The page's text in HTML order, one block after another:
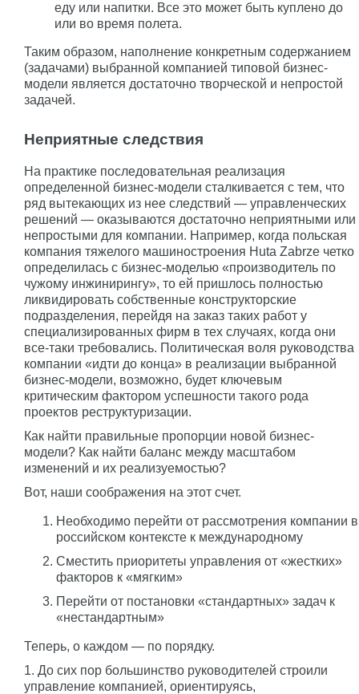
еду или напитки. Все это может быть куплено до
или во время полета.
Таким образом, наполнение конкретным содержанием
(задачами) выбранной компанией типовой бизнес-
модели является достаточно творческой и непростой
задачей.
Неприятные следствия
На практике последовательная реализация
определенной бизнес-модели сталкивается с тем, что
ряд вытекающих из нее следствий — управленческих
решений — оказываются достаточно неприятными или
непростыми для компании. Например, когда польская
компания тяжелого машиностроения Huta Zabrze четко
определилась с бизнес-моделью «производитель по
чужому инжинирингу», то ей пришлось полностью
ликвидировать собственные конструкторские
подразделения, перейдя на заказ таких работ у
специализированных фирм в тех случаях, когда они
все-таки требовались. Политическая воля руководства
компании «идти до конца» в реализации выбранной
бизнес-модели, возможно, будет ключевым
критическим фактором успешности такого рода
проектов реструктуризации.
Как найти правильные пропорции новой бизнес-
модели? Как найти баланс между масштабом
изменений и их реализуемостью?
Вот, наши соображения на этот счет.
Необходимо перейти от рассмотрения компании в
российском контексте к международному
Сместить приоритеты управления от «жестких»
факторов к «мягким»
Перейти от постановки «стандартных» задач к
«нестандартным»
Теперь, о каждом — по порядку.
1. До сих пор большинство руководителей строили
управление компанией, ориентируясь,